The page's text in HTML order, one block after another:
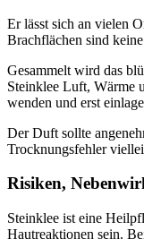
Er lässt sich an vielen
Brachflächen sind
Gesammelt wird das
Steinklee Luft, Wärme
wenden und erst
Der Duft sollte
Trocknungsfehler
Risiken,
Steinklee ist eine
Hautreaktionen sein.